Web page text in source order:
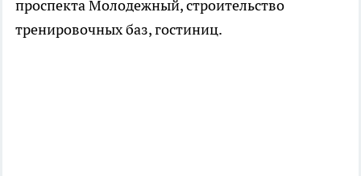
проспекта Молодежный, строительство
тренировочных баз, гостиниц.